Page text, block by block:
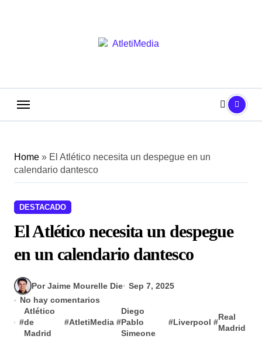
Home » El Atlético necesita un despegue en un
calendario dantesco
DESTACADO
El Atlético necesita un despegue
en un calendario dantesco
Por Jaime Mourelle Die
Sep 7, 2025
No hay comentarios
#
Atlético
de
Madrid
#AtletiMedia #
Diego
Pablo
Simeone
#Liverpool #
Real
Madrid